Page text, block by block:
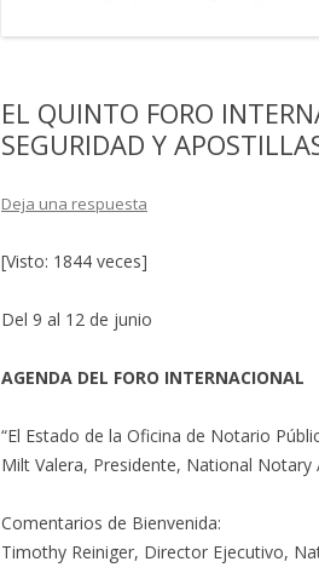
EL QUINTO FORO
SEGURIDAD Y
Deja una respuesta
[Visto: 1844 veces]
Del 9 al 12 de junio
AGENDA DEL FORO INTERNACIONAL
“El Estado de la Oficina de Notario
Milt Valera, Presidente, National
Comentarios de Bienvenida:
Timothy Reiniger, Director Ejecutivo,